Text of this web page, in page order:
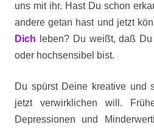
uns mit ihr. Hast Du schon
andere getan hast und jetzt
Dich leben? Du weißt, daß
oder hochsensibel bist.
Du spürst Deine kreative und
jetzt verwirklichen will.
Depressionen und